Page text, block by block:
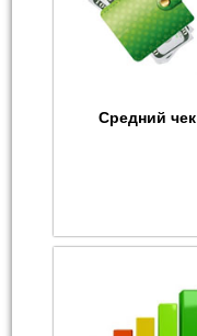
Средний чек